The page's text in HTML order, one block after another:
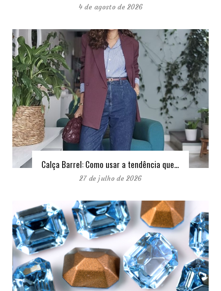
4 de agosto de 2026
Calça Barrel: Como usar a tendência que…
27 de julho de 2026